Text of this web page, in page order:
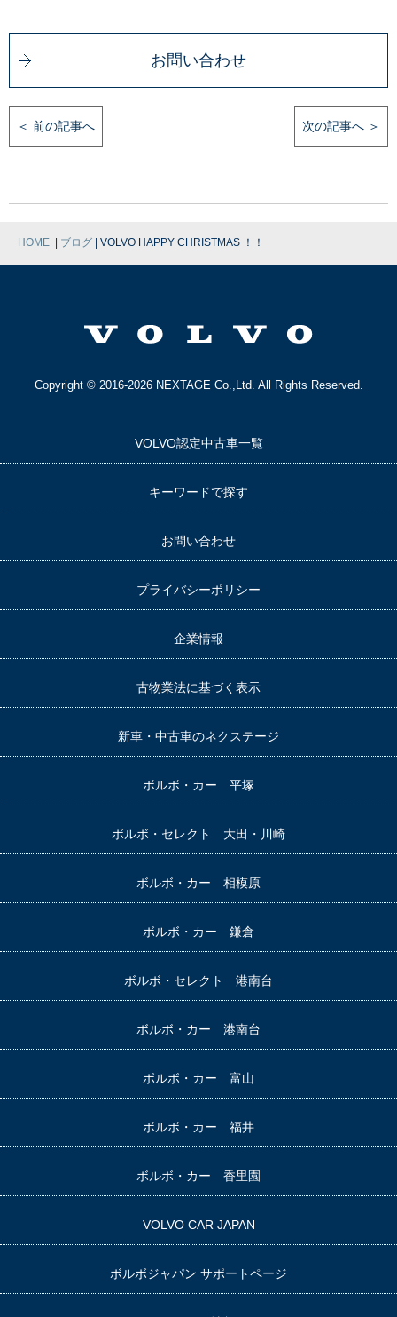
お問い合わせ
＜ 前の記事へ 次の記事へ ＞
HOME | ブログ | VOLVO HAPPY CHRISTMAS ！！
Copyright © 2016-2026 NEXTAGE Co.,Ltd. All Rights Reserved.
VOLVO認定中古車一覧
キーワードで探す
お問い合わせ
プライバシーポリシー
企業情報
古物業法に基づく表示
新車・中古車のネクステージ
ボルボ・カー 平塚
ボルボ・セレクト 大田・川崎
ボルボ・カー 相模原
ボルボ・カー 鎌倉
ボルボ・セレクト 港南台
ボルボ・カー 港南台
ボルボ・カー 富山
ボルボ・カー 福井
ボルボ・カー 香里園
VOLVO CAR JAPAN
ボルボジャパン サポートページ